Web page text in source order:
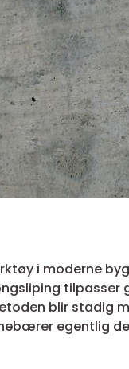
i moderne
tilpasser
blir stadig
egentlig